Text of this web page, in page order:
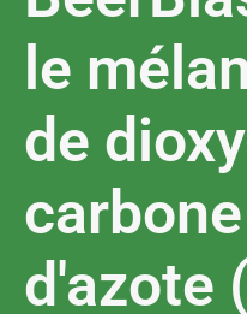
le
de
d'azote